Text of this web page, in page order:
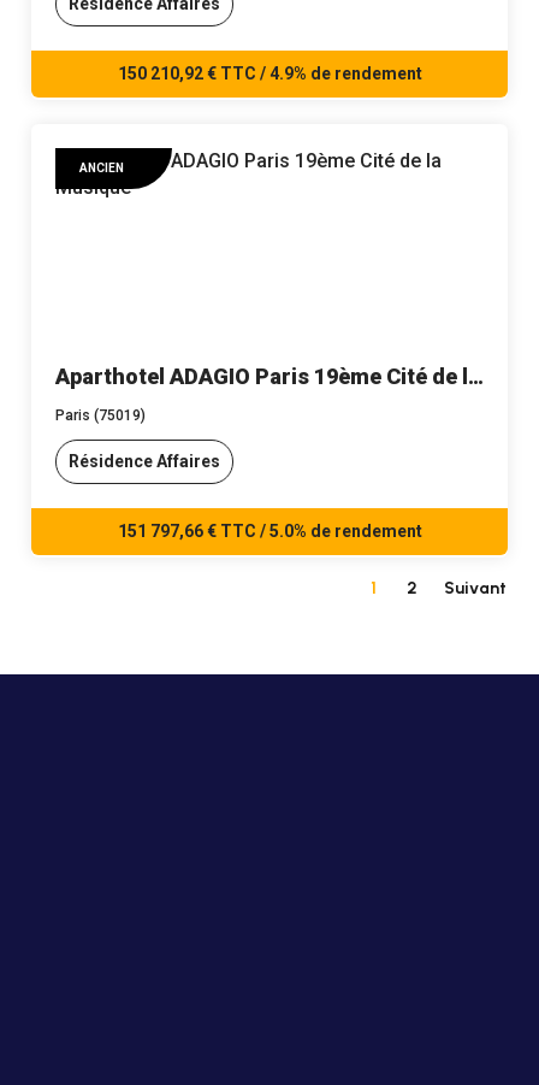
150 210,92 € TTC / 4.9% de rendement
ANCIEN
Aparthotel ADAGIO Paris 19ème Cité de la
Paris (75019)
Résidence Affaires
151 797,66 € TTC / 5.0% de rendement
1 2 Suivant